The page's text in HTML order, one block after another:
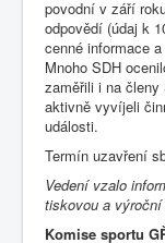
povodní v září
odpovědí (údaj k
cenné informace
Mnoho SDH
zaměřili i na
aktivně vyvíjeli
události.
Termín uzavření
Vedení vzalo
tiskovou a výroční
Komise sportu